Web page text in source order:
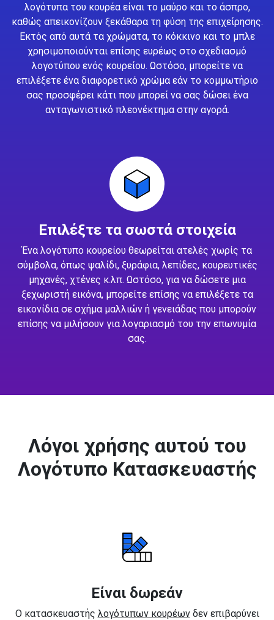
λογότυπα του κουρέα είναι το μαύρο και το άσπρο,
καθώς απεικονίζουν ξεκάθαρα τη φύση της επιχείρησης.
Εκτός από αυτά τα χρώματα, το κόκκινο και το μπλε
χρησιμοποιούνται επίσης ευρέως στο σχεδιασμό
λογοτύπου ενός κουρείου. Ωστόσο, μπορείτε να
επιλέξετε ένα διαφορετικό χρώμα εάν το κομμωτήριο
σας προσφέρει κάτι που μπορεί να σας δώσει ένα
ανταγωνιστικό πλεονέκτημα στην αγορά.
Επιλέξτε τα σωστά στοιχεία
Ένα λογότυπο κουρείου θεωρείται ατελές χωρίς τα
σύμβολα, όπως ψαλίδι, ξυράφια, λεπίδες, κουρευτικές
μηχανές, χτένες κ.λπ. Ωστόσο, για να δώσετε μια
ξεχωριστή εικόνα, μπορείτε επίσης να επιλέξετε τα
εικονίδια σε σχήμα μαλλιών ή γενειάδας που μπορούν
επίσης να μιλήσουν για λογαριασμό του την επωνυμία
σας.
Λόγοι χρήσης αυτού του
Λογότυπο Κατασκευαστής
Είναι δωρεάν
Ο κατασκευαστής λογότυπων κουρέωνδεν επιβαρύνει